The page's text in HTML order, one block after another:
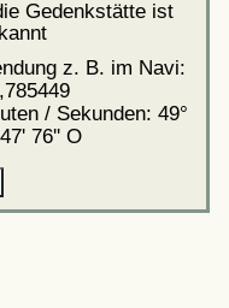
Gedenkstätte ist
z. B. im Navi:
/ Sekunden: 49°
76'' O